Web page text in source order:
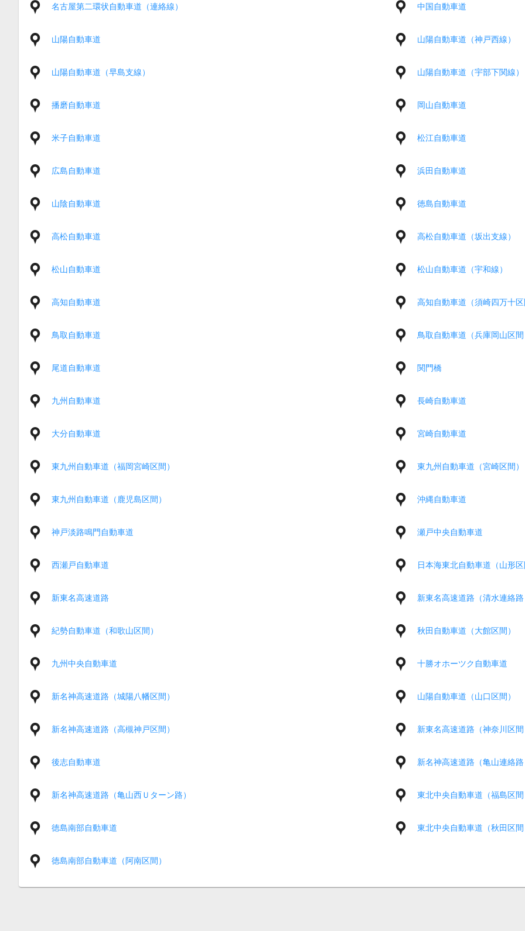
名古屋第二環状自動車道（連絡線） 中国自動車道
山陽自動車道 山陽自動車道（神戸西線）
山陽自動車道（早島支線） 山陽自動車道（宇部下関線）
播磨自動車道 岡山自動車道
米子自動車道 松江自動車道
広島自動車道 浜田自動車道
山陰自動車道 徳島自動車道
高松自動車道 高松自動車道（坂出支線）
松山自動車道 松山自動車道（宇和線）
高知自動車道 高知自動車道（須崎四万十
鳥取自動車道 鳥取自動車道（兵庫岡山区
尾道自動車道 関門橋
九州自動車道 長崎自動車道
大分自動車道 宮崎自動車道
東九州自動車道（福岡宮崎区間） 東九州自動車道（宮崎区間）
東九州自動車道（鹿児島区間） 沖縄自動車道
神戸淡路鳴門自動車道 瀬戸中央自動車道
西瀬戸自動車道 日本海東北自動車道（山形
新東名高速道路 新東名高速道路（清水連絡
紀勢自動車道（和歌山区間） 秋田自動車道（大館区間）
九州中央自動車道 十勝オホーツク自動車道
新名神高速道路（城陽八幡区間） 山陽自動車道（山口区間）
新名神高速道路（高槻神戸区間） 新東名高速道路（神奈川区
後志自動車道 新名神高速道路（亀山連絡
新名神高速道路（亀山西Ｕターン路） 東北中央自動車道（福島区
徳島南部自動車道 東北中央自動車道（秋田区
徳島南部自動車道（阿南区間）